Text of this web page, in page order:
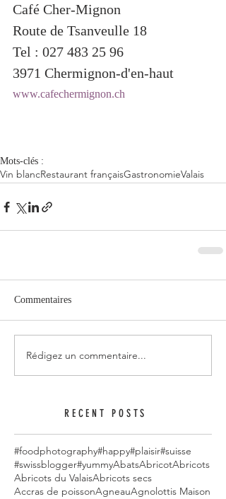
Café Cher-Mignon
Route de Tsanveulle 18
Tel : 027 483 25 96
3971 Chermignon-d'en-haut
www.cafechermignon.ch
Mots-clés :
Vin blancRestaurant françaisGastronomieValais
Commentaires
Rédigez un commentaire...
RECENT POSTS
#foodphotography#happy#plaisir#suisse
#swissblogger#yummyAbatsAbricotAbricots
Abricots du ValaisAbricots secs
Accras de poissonAgneauAgnolottis Maison